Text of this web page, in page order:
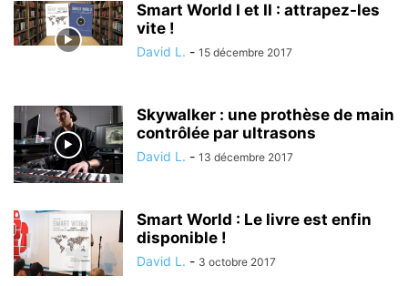
Smart World I et II : attrapez-les
vite !
David L. - 15 décembre 2017
Skywalker : une prothèse de main
contrôlée par ultrasons
David L. - 13 décembre 2017
Smart World : Le livre est enfin
disponible !
David L. - 3 octobre 2017